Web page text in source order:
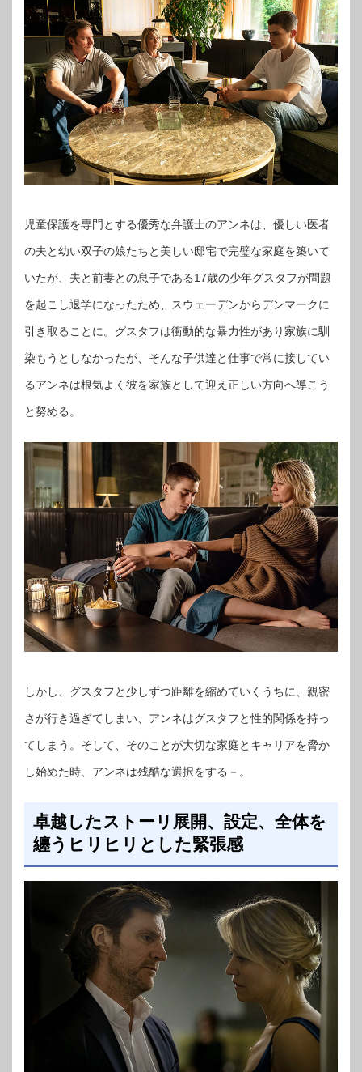
児童保護を専門とする優秀な弁護士のアンネは、優しい医者
の夫と幼い双子の娘たちと美しい邸宅で完璧な家庭を築いて
いたが、夫と前妻との息子である17歳の少年グスタフが問題
を起こし退学になったため、スウェーデンからデンマークに
引き取ることに。グスタフは衝動的な暴力性があり家族に馴
染もうとしなかったが、そんな子供達と仕事で常に接してい
るアンネは根気よく彼を家族として迎え正しい方向へ導こう
と努める。
しかし、グスタフと少しずつ距離を縮めていくうちに、親密
さが行き過ぎてしまい、アンネはグスタフと性的関係を持っ
てしまう。そして、そのことが大切な家庭とキャリアを脅か
し始めた時、アンネは残酷な選択をする－。
卓越したストーリ展開、設定、全体を
纏うヒリヒリとした緊張感